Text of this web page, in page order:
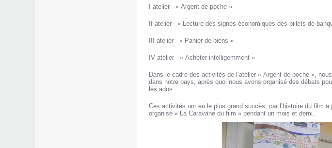
I atelier - « Argent de poche »
II atelier - « Lecture des signes économiques des billets de
III atelier - « Panier de biens »
IV atelier - « Acheter intelligemment »
Dans le cadre des activités de l’atelier « Argent de poche »,
dans notre pays, après quoi nous avons organisé des débats
les ados.
Ces activités ont eu le plus grand succès, car l’histoire du film
organisé « La Caravane du film » pendant un mois et demi.